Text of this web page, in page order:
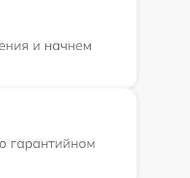
и начнем
гарантийном